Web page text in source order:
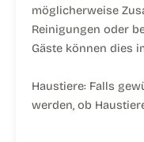
möglicherweise
Reinigungen oder
Gäste können dies
Haustiere: Falls
werden, ob